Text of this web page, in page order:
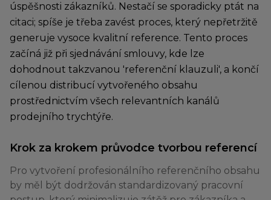
úspěšnosti zákazníků. Nestačí se sporadicky ptát na
citaci; spíše je třeba zavést proces, který nepřetržitě
generuje vysoce kvalitní reference. Tento proces
začíná již při sjednávání smlouvy, kde lze
dohodnout takzvanou 'referenční klauzuli', a končí
cílenou distribucí vytvořeného obsahu
prostřednictvím všech relevantních kanálů
prodejního trychtýře.
Krok za krokem průvodce tvorbou referencí
Pro vytvoření profesionálního referenčního obsahu
by měl být dodržován standardizovaný pracovní